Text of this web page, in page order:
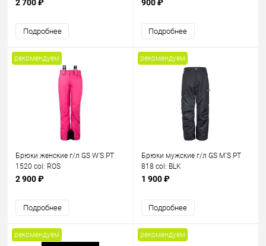
2 700 ₽
Подробнее
900 ₽
Подробнее
рекомендуем
Брюки женские г/л GS W'S PT
1520 col: ROS
2 900 ₽
Подробнее
рекомендуем
Брюки мужские г/л GS M`S PT
818 col: BLK
1 900 ₽
Подробнее
рекомендуем рекомендуем